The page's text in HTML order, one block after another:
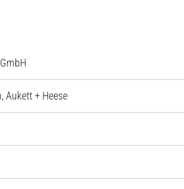
Aukett + Heese